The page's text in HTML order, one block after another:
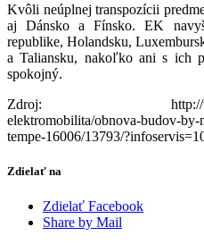
Kvôli neúplnej transpozícii
aj Dánsko a Fínsko. EK
republike, Holandsku,
a Taliansku, nakoľko ani s ich
spokojný.
Zdroj: http://
elektromobilita/obnova-budov-
tempe-16006/13793/
Zdielať na
Zdielať Facebook
Share by Mail